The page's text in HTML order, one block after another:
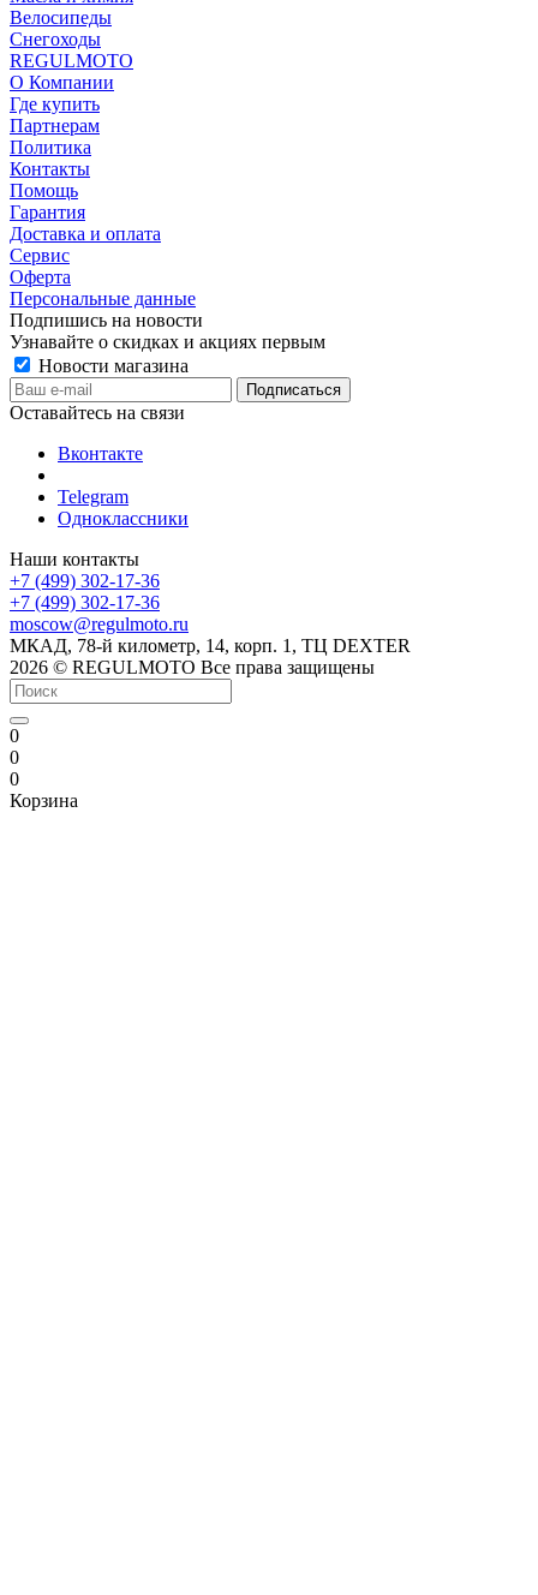
Велосипеды
Снегоходы
REGULMOTO
О Компании
Где купить
Партнерам
Политика
Контакты
Помощь
Гарантия
Доставка и оплата
Сервис
Оферта
Персональные данные
Подпишись на новости
Узнавайте о скидках и акциях первым
Новости магазина
Оставайтесь на связи
Вконтакте
Telegram
Одноклассники
Наши контакты
+7 (499) 302-17-36
+7 (499) 302-17-36
moscow@regulmoto.ru
МКАД, 78-й километр, 14, корп. 1, ТЦ DEXTER
2026 © REGULMOTO Все права защищены
0
0
0
Корзина